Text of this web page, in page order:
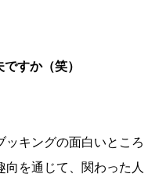
すか（笑）
キングの面白いところ
向を通じて、関わった人